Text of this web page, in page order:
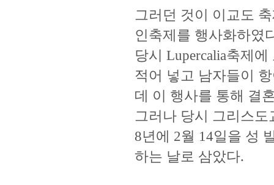
그러던 것이 이교도
인축제를 행사화하였
당시 Lupercalia축제
적어 넣고 남자들이
데 이 행사를 통해 결
그러나 당시 그리스
8년에 2월 14일을 성
하는 날로 삼았다.